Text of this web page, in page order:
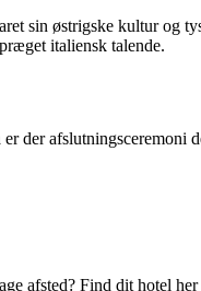
sin østrigske kultur og
italiensk talende.
der afslutningsceremoni
afsted? Find dit hotel her